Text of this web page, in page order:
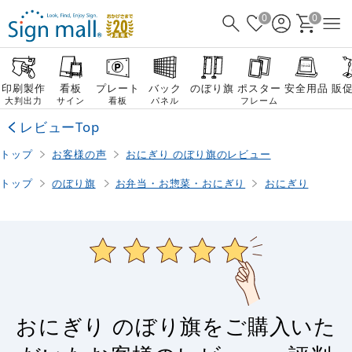
0 0
印刷製作
大判出力
看板
サイン
プレート
看板
バック
パネル
のぼり旗 ポスター
フレーム
安全用品 販
レビューTop
トップ お客様の声 おにぎり のぼり旗のレビュー
トップ のぼり旗 お弁当・お惣菜・おにぎり おにぎり
おにぎり のぼり旗をご購入いた